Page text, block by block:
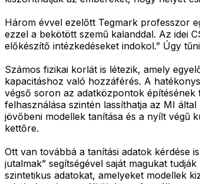
Három évvel ezelőtt Tegmark professzor
ezzel a bekötött szemű kalanddal. Az idei
előkészítő intézkedéseket indokol.” Úgy
Számos fizikai korlát is létezik, amely
kapacitáshoz való hozzáférés. A
végső soron az adatközpontok építésének
felhasználása szintén lassíthatja az MI
jövőbeni modellek tanítása és a nyílt végű
kettőre.
Ott van továbbá a tanítási adatok kérdése
jutalmak” segítségével saját magukat
szintetikus adatokat, amelyeket modellek